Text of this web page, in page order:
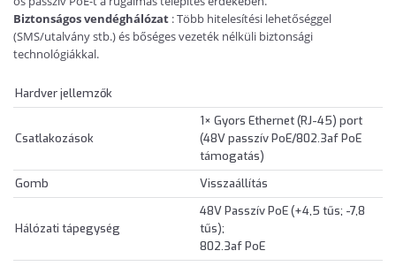
Biztonságos vendéghálózat : Több hitelesítési lehetőséggel
(SMS/utalvány stb.) és bőséges vezeték nélküli biztonsági
technológiákkal.
Hardver jellemzők
Csatlakozások
1× Gyors Ethernet (RJ-45) port
(48V passzív PoE/802.3af PoE
támogatás)
Gomb
Visszaállítás
Hálózati tápegység
48V Passzív PoE (+4,5 tűs; -7,8
tűs);
802.3af PoE